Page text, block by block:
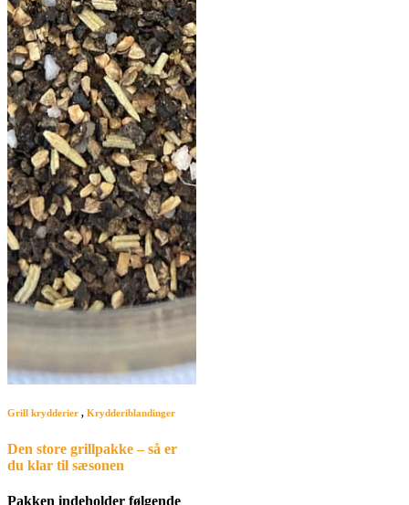
Grill krydderier , Krydderiblandinger
Den store grillpakke – så er
du klar til sæsonen
Pakken indeholder følgende